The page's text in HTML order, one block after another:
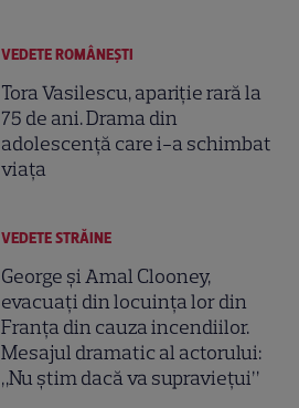
VEDETE ROMÂNEŞTI
Tora Vasilescu, apariție rară la
75 de ani. Drama din
adolescență care i-a schimbat
viața
VEDETE STRĂINE
George și Amal Clooney,
evacuați din locuința lor din
Franța din cauza incendiilor.
Mesajul dramatic al actorului:
„Nu știm dacă va supraviețui”